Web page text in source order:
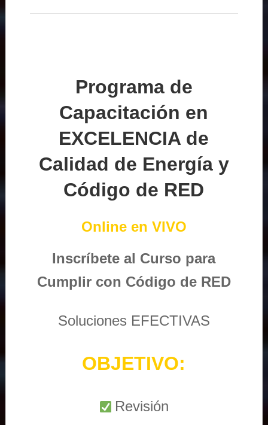
Programa de
Capacitación en
EXCELENCIA de
Calidad de Energía y
Código de RED
Online en VIVO
Inscríbete al Curso para
Cumplir con Código de RED
Soluciones EFECTIVAS
OBJETIVO:
Revisión